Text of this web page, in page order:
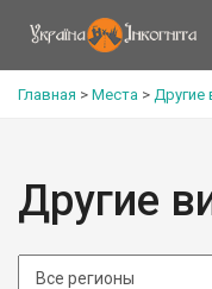
Главная > Места > Другие
Другие